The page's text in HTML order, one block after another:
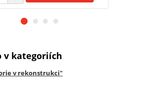
v kategoriích
v rekonstrukci"